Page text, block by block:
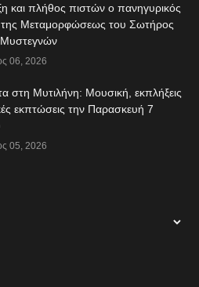
και πλήθος πιστών ο πανηγυρικός
της Μεταμορφώσεως του Σωτήρος
06, 2026
στη Μυτιλήνη: Μουσική, εκπλήξεις
εκπτώσεις την Παρασκευή 7
05, 2026